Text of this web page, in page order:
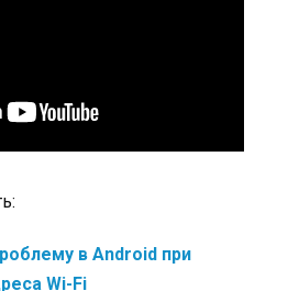
в Android при
Wi-Fi